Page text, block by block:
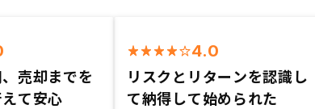
売却までを
て安心
4.0
リスクとリターンを認識し
て納得して始められた